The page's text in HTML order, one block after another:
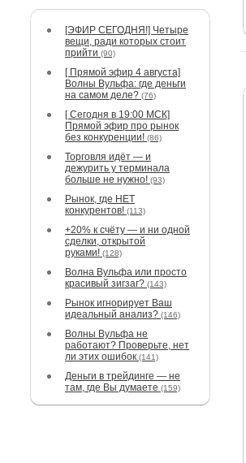
[ЭФИР СЕГОДНЯ!] Четыре
вещи, ради которых стоит
прийти (90)
[ Прямой эфир 4 августа]
Волны Вульфа: где деньги
на самом деле? (76)
[ Сегодня в 19:00 МСК]
Прямой эфир про рынок
без конкуренции! (86)
Торговля идёт — и
дежурить у терминала
больше не нужно! (93)
Рынок, где НЕТ
конкурентов! (113)
+20% к счёту — и ни одной
сделки, открытой
руками! (128)
Волна Вульфа или просто
красивый зигзаг? (143)
Рынок игнорирует Ваш
идеальный анализ? (146)
Волны Вульфа не
работают? Проверьте, нет
ли этих ошибок (141)
Деньги в трейдинге — не
там, где Вы думаете (159)